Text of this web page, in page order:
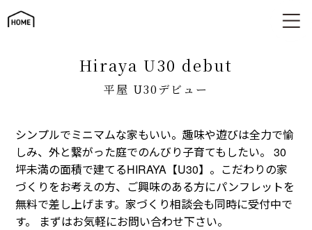
平屋 U30デビュー
hiraya U30 debut
平屋 U30デビュー
シンプルでミニマムな家もいい。趣味や遊びは全力で愉
しみ、外と繋がった庭でのんびり子育てもしたい。 30
坪未満の面積で建てるHIRAYA【U30】。こだわりの家
づくりをお考えの方、ご興味のある方にパンフレットを
無料で差し上げます。家づくり相談会も同時に受付中で
す。 まずはお気軽にお問い合わせ下さい。